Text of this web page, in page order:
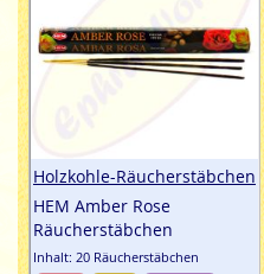
Holzkohle-Räucherstäbchen
HEM Amber Rose
Räucherstäbchen
Inhalt: 20 Räucherstäbchen